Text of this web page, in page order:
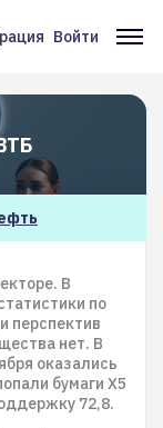
Войти
В
по
перспектив
нет. В
оказались
бумаги X5
72,8.